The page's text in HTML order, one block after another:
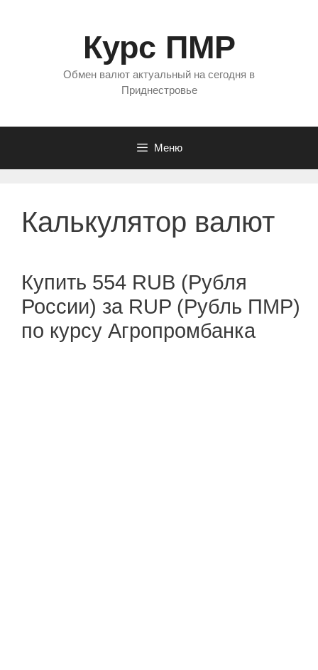
Курс ПМР
Обмен валют актуальный на сегодня в
Приднестровье
Меню
Калькулятор валют
Купить 554 RUB (Рубля
России) за RUP (Рубль ПМР)
по курсу Агропромбанка